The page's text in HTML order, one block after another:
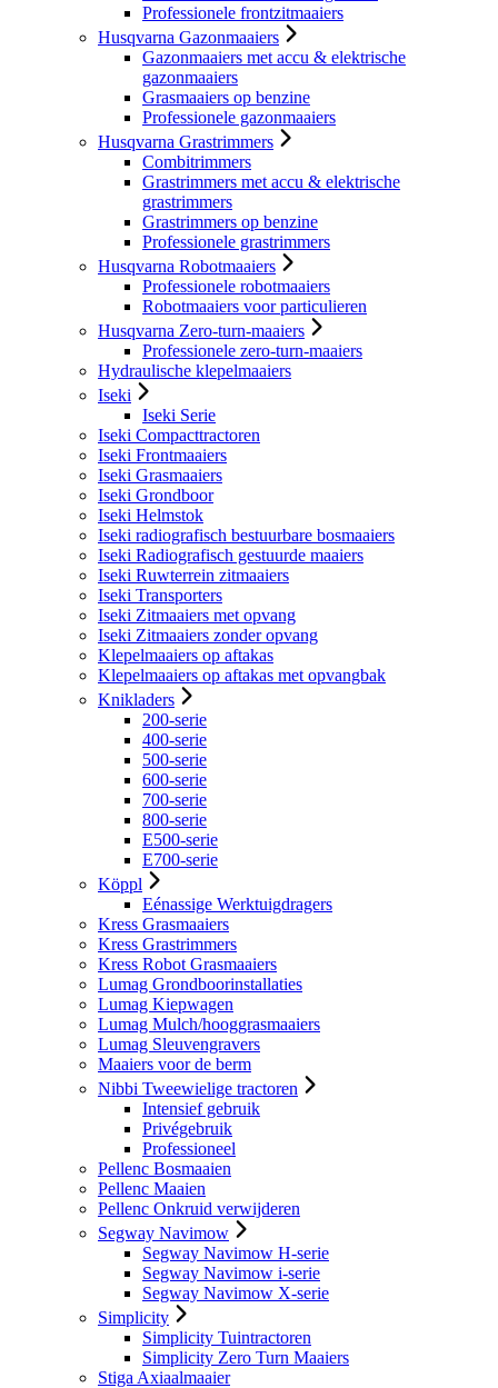
Professionele frontzitmaaiers
Husqvarna Gazonmaaiers
Gazonmaaiers met accu & elektrische
gazonmaaiers
Grasmaaiers op benzine
Professionele gazonmaaiers
Husqvarna Grastrimmers
Combitrimmers
Grastrimmers met accu & elektrische
grastrimmers
Grastrimmers op benzine
Professionele grastrimmers
Husqvarna Robotmaaiers
Professionele robotmaaiers
Robotmaaiers voor particulieren
Husqvarna Zero-turn-maaiers
Professionele zero-turn-maaiers
Hydraulische klepelmaaiers
Iseki
Iseki Serie
Iseki Compacttractoren
Iseki Frontmaaiers
Iseki Grasmaaiers
Iseki Grondboor
Iseki Helmstok
Iseki radiografisch bestuurbare bosmaaiers
Iseki Radiografisch gestuurde maaiers
Iseki Ruwterrein zitmaaiers
Iseki Transporters
Iseki Zitmaaiers met opvang
Iseki Zitmaaiers zonder opvang
Klepelmaaiers op aftakas
Klepelmaaiers op aftakas met opvangbak
Knikladers
200-serie
400-serie
500-serie
600-serie
700-serie
800-serie
E500-serie
E700-serie
Köppl
Eénassige Werktuigdragers
Kress Grasmaaiers
Kress Grastrimmers
Kress Robot Grasmaaiers
Lumag Grondboorinstallaties
Lumag Kiepwagen
Lumag Mulch/hooggrasmaaiers
Lumag Sleuvengravers
Maaiers voor de berm
Nibbi Tweewielige tractoren
Intensief gebruik
Privégebruik
Professioneel
Pellenc Bosmaaien
Pellenc Maaien
Pellenc Onkruid verwijderen
Segway Navimow
Segway Navimow H-serie
Segway Navimow i-serie
Segway Navimow X-serie
Simplicity
Simplicity Tuintractoren
Simplicity Zero Turn Maaiers
Stiga Axiaalmaaier